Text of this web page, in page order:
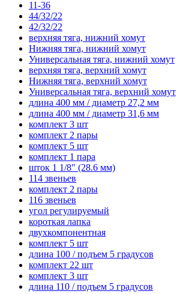
11-36
44/32/22
42/32/22
верхняя тяга, нижний хомут
Нижняя тяга, нижний хомут
Универсальная тяга, нижний хомут
верхняя тяга, верхний хомут
Нижняя тяга, верхний хомут
Универсальная тяга, верхний хомут
длина 400 мм / диаметр 27,2 мм
длина 400 мм / диаметр 31,6 мм
комплект 3 шт
комплект 2 пары
комплект 5 шт
комплект 1 пара
шток 1 1/8" (28.6 мм)
114 звеньев
комплект 2 пары
116 звеньев
угол регулируемый
короткая лапка
двухкомпонентная
комплект 5 шт
длина 100 / подъем 5 градусов
комплект 22 шт
комплект 3 шт
длина 110 / подъем 5 градусов